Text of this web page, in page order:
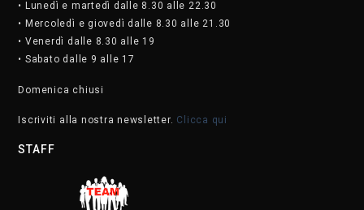
• Lunedì e martedì dalle 8.30 alle 22.30
• Mercoledì e giovedì dalle 8.30 alle 21.30
• Venerdì dalle 8.30 alle 19
• Sabato dalle 9 alle 17
Domenica chiusi
Iscriviti alla nostra newsletter. Clicca qui
STAFF